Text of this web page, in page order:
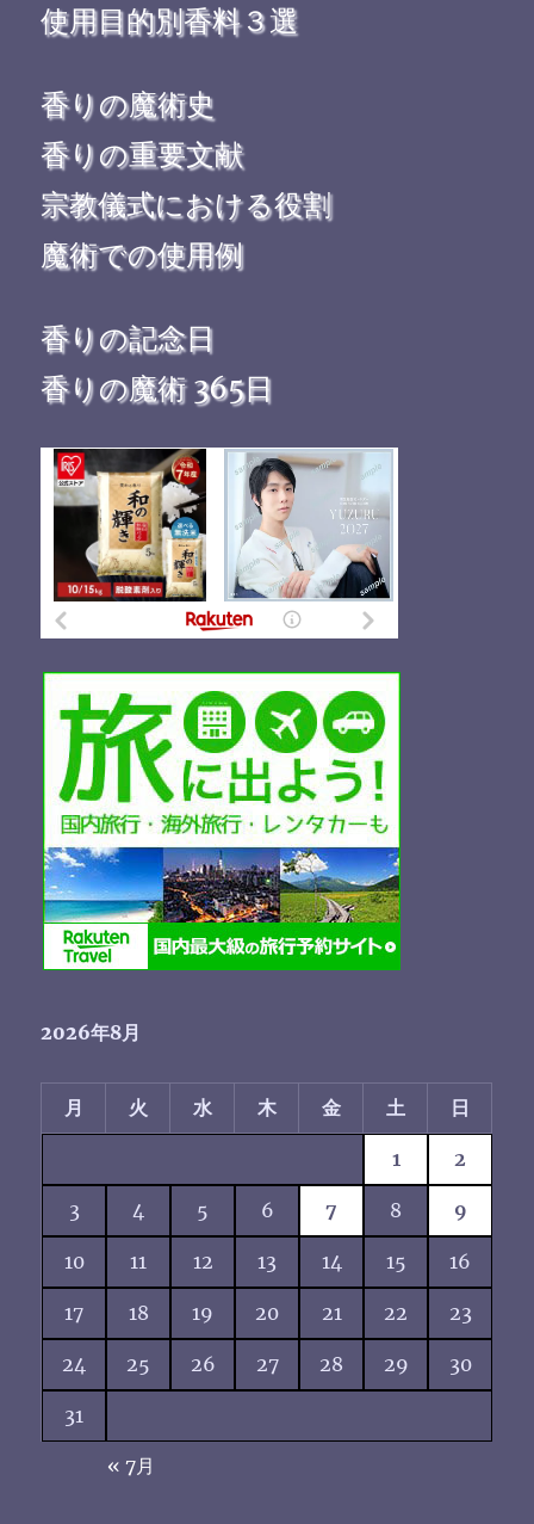
使用目的別香料３選
香りの魔術史
香りの重要文献
宗教儀式における役割
魔術での使用例
香りの記念日
香りの魔術 365日
2026年8月
月 火 水 木 金 土 日
1 2
3 4 5 6 7 8 9
10 11 12 13 14 15 16
17 18 19 20 21 22 23
24 25 26 27 28 29 30
31
« 7月